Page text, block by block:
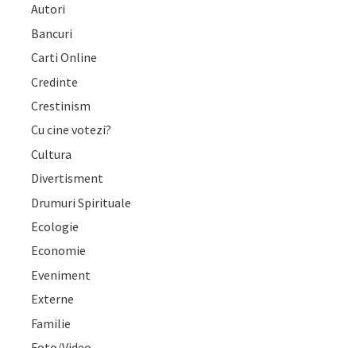
Autori
Bancuri
Carti Online
Credinte
Crestinism
Cu cine votezi?
Cultura
Divertisment
Drumuri Spirituale
Ecologie
Economie
Eveniment
Externe
Familie